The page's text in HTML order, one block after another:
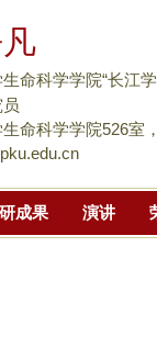
到
面
主
内
命科学学院“长江
命科学学院526室
成果 演讲